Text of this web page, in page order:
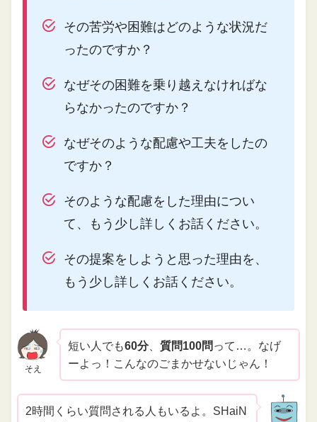
その苦労や困難はどのような状況だ
ったのですか？
なぜその困難を乗り越えなければな
らなかったのですか？
なぜそのような配慮や工夫をしたの
ですか？
そのような配慮をした理由につい
て、もう少し詳しくお話ください。
その提案をしようと思った理由を、
もう少し詳しくお話ください。
そえ
短い人でも60分、質問100問 って…。なげ
ーよっ！こんなのごまかせないじゃん！
2時間くらい質問される人もいるよ。SHaiN